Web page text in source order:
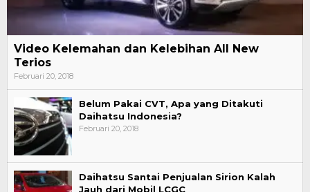
Video Kelemahan dan Kelebihan All New
Terios
Februari 20, 2018
Belum Pakai CVT, Apa yang Ditakuti
Daihatsu Indonesia?
Februari 20, 2018
Daihatsu Santai Penjualan Sirion Kalah
Jauh dari Mobil LCGC